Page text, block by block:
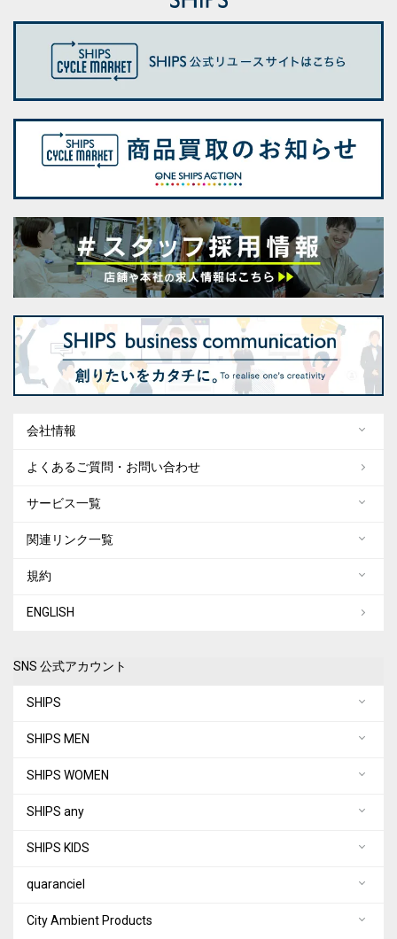
会社情報
よくあるご質問・お問い合わせ
サービス一覧
関連リンク一覧
規約
ENGLISH
SNS 公式アカウント
SHIPS
SHIPS MEN
SHIPS WOMEN
SHIPS any
SHIPS KIDS
quaranciel
City Ambient Products